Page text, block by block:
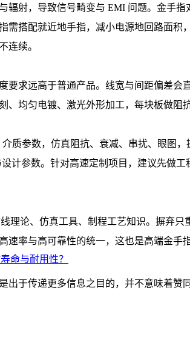
射，导致信号畸变与 EMI 问题。金手
搭配就近地手指，减小电源地回路面积
连续。
求远高于普通产品。线宽与间距偏差会
均匀电镀、激光外形加工，每块板做阻
质参数，仿真阻抗、衰减、串扰、眼图
计参数。针对高速定制项目，建议先做
论、仿真工具、制程工艺知识。摒弃
率与高可靠性的统一，这也是高端金手
命与耐用性？
于传递更多信息之目的，并不意味着赞